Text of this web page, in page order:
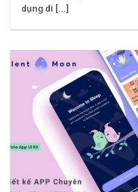
dụng di [...]